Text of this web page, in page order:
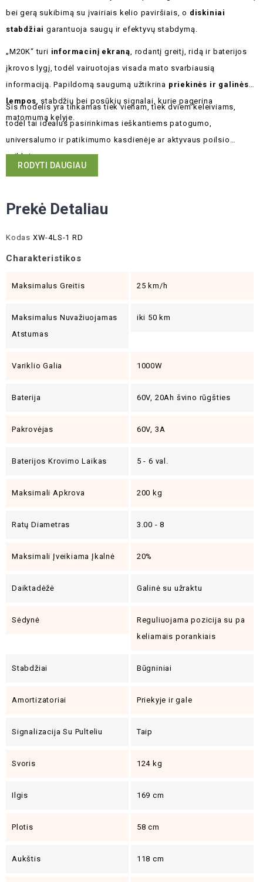
bei gerą sukibimą su įvairiais kelio paviršiais, o diskiniai
stabdžiai garantuoja saugų ir efektyvų stabdymą.
„M20K“ turi informacinį ekraną , rodantį greitį, ridą ir baterijos
įkrovos lygį, todėl vairuotojas visada mato svarbiausią
informaciją. Papildomą saugumą užtikrina priekinės ir galinės
lempos , stabdžių bei posūkių signalai, kurie pagerina
matomumą kelyje.
Šis modelis yra tinkamas tiek vienam, tiek dviem keleiviams,
todėl tai idealus pasirinkimas ieškantiems patogumo,
universalumo ir patikimumo kasdienėje ar aktyvaus poilsio
veikloje.
RODYTI DAUGIAU
Prekė Detaliau
Kodas XW-4LS-1 RD
Charakteristikos
Maksimalus Greitis 25 km/h
Maksimalus Nuvažiuojamas
Atstumas
iki 50 km
Variklio Galia 1000W
Baterija 60V, 20Ah švino rūgšties
Pakrovėjas 60V, 3A
Baterijos Krovimo Laikas 5 - 6 val.
Maksimali Apkrova 200 kg
Ratų Diametras 3.00 - 8
Maksimali Įveikiama Įkalnė 20%
Daiktadėžė Galinė su užraktu
Sėdynė
Reguliuojama pozicija su pa
keliamais porankiais
Stabdžiai Būgniniai
Amortizatoriai Priekyje ir gale
Signalizacija Su Pulteliu Taip
Svoris 124 kg
Ilgis 169 cm
Plotis 58 cm
Aukštis 118 cm